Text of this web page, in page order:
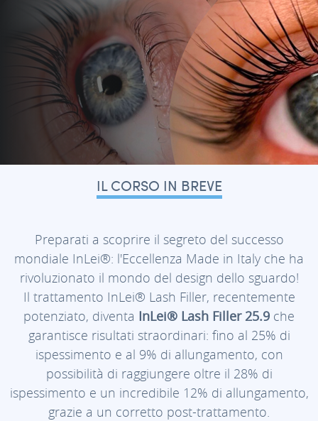
IL CORSO IN BREVE
Preparati a scoprire il segreto del successo
mondiale InLei®: l'Eccellenza Made in Italy che ha
rivoluzionato il mondo del design dello sguardo!
Il trattamento InLei® Lash Filler, recentemente
potenziato, diventa InLei® Lash Filler 25.9 che
garantisce risultati straordinari: fino al 25% di
ispessimento e al 9% di allungamento, con
possibilità di raggiungere oltre il 28% di
ispessimento e un incredibile 12% di allungamento,
grazie a un corretto post-trattamento.